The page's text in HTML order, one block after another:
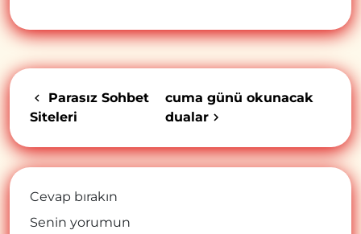
Parasız Sohbet
Siteleri
cuma günü okunacak
dualar
Cevap bırakın
Senin yorumun